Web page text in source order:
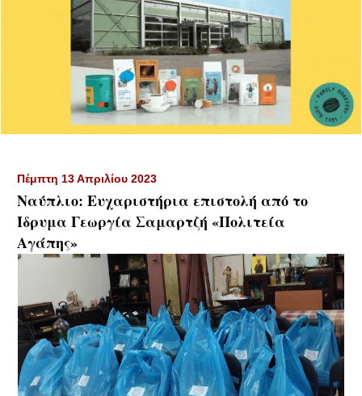
Πέμπτη 13 Απριλίου 2023
Ναύπλιο: Ευχαριστήρια επιστολή από το
Ίδρυμα Γεωργία Σαμαρτζή «Πολιτεία
Αγάπης»